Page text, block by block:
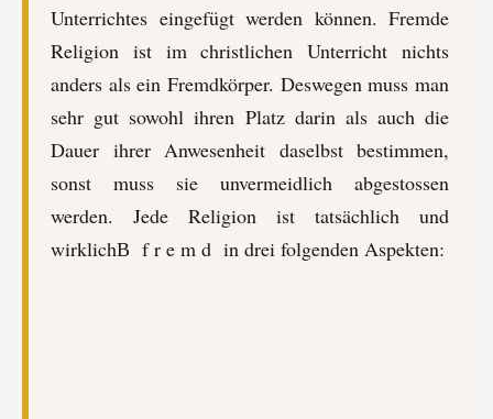
Unterrichtes eingefügt werden können. Fremde
Religion ist im christlichen Unterricht nichts
anders als ein Fremdkörper. Deswegen muss man
sehr gut sowohl ihren Platz darin als auch die
Dauer ihrer Anwesenheit daselbst bestimmen,
sonst muss sie unvermeidlich abgestossen
werden. Jede Religion ist tatsächlich und
wirklichВ f r e m d in drei folgenden Aspekten: